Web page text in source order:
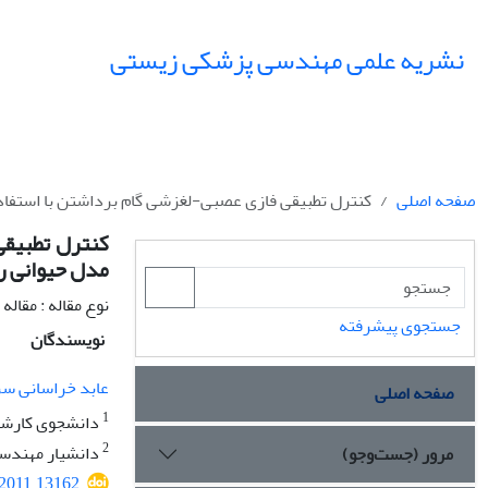
نشریه علمی مهندسی پزشکی زیستی
صفحه اصلی کنترل تطبیقی فازی عصبی-لغزشی گام برداشتن با
کنترل
مدل
نوع مقاله :
نویسندگان
عابد خراسانی
1 دانشجوی
2دانشیار
جستجوی پیشرفته
صفحه اصلی
مرور (جست‌وجو)